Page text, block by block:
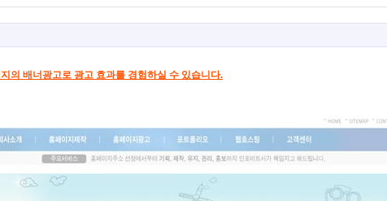
의 배너광고로 광고 효과를 경험하실 수 있습니다.